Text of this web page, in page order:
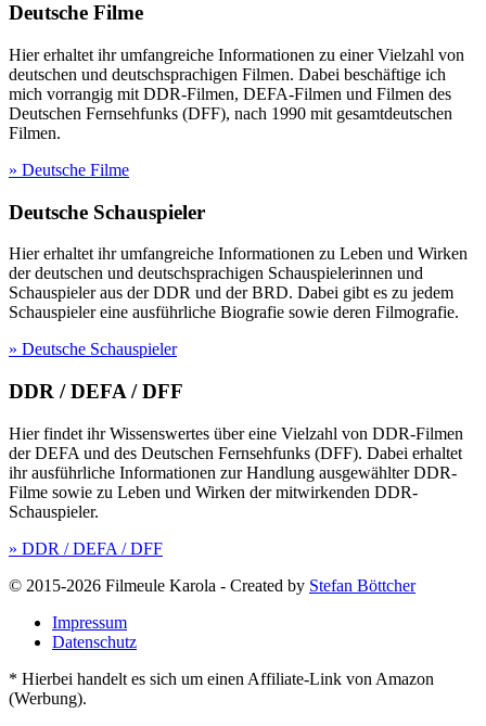
Deutsche Filme
Hier erhaltet ihr umfangreiche Informationen zu einer Vielzahl von
deutschen und deutschsprachigen Filmen. Dabei beschäftige ich
mich vorrangig mit DDR-Filmen, DEFA-Filmen und Filmen des
Deutschen Fernsehfunks (DFF), nach 1990 mit gesamtdeutschen
Filmen.
» Deutsche Filme
Deutsche Schauspieler
Hier erhaltet ihr umfangreiche Informationen zu Leben und Wirken
der deutschen und deutschsprachigen Schauspielerinnen und
Schauspieler aus der DDR und der BRD. Dabei gibt es zu jedem
Schauspieler eine ausführliche Biografie sowie deren Filmografie.
» Deutsche Schauspieler
DDR / DEFA / DFF
Hier findet ihr Wissenswertes über eine Vielzahl von DDR-Filmen
der DEFA und des Deutschen Fernsehfunks (DFF). Dabei erhaltet
ihr ausführliche Informationen zur Handlung ausgewählter DDR-
Filme sowie zu Leben und Wirken der mitwirkenden DDR-
Schauspieler.
» DDR / DEFA / DFF
© 2015-2026 Filmeule Karola - Created by Stefan Böttcher
Impressum
Datenschutz
* Hierbei handelt es sich um einen Affiliate-Link von Amazon
(Werbung).